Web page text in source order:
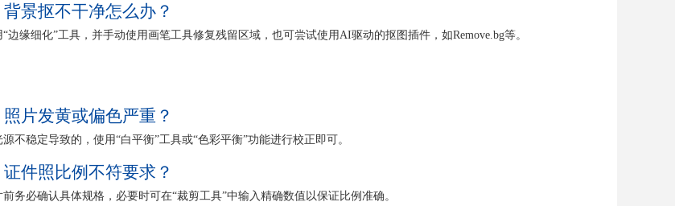
景抠不干净怎么办？
边缘细化”工具，并手动使用画笔工具修复残留区域，也可尝试使用AI驱动的抠图插件，如Remove.bg等。
片发黄或偏色严重？
不稳定导致的，使用“白平衡”工具或“色彩平衡”功能进行校正即可。
件照比例不符要求？
务必确认具体规格，必要时可在“裁剪工具”中输入精确数值以保证比例准确。